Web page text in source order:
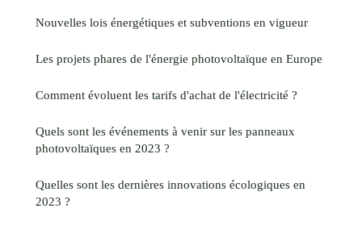
Nouvelles lois énergétiques et subventions en vigueur
Les projets phares de l'énergie photovoltaïque en Europe
Comment évoluent les tarifs d'achat de l'électricité ?
Quels sont les événements à venir sur les panneaux
photovoltaïques en 2023 ?
Quelles sont les dernières innovations écologiques en
2023 ?